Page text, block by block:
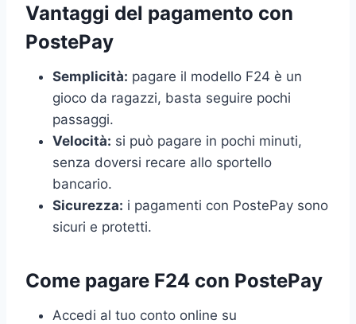
Vantaggi del pagamento con
PostePay
Semplicità: pagare il modello F24 è un
gioco da ragazzi, basta seguire pochi
passaggi.
Velocità: si può pagare in pochi minuti,
senza doversi recare allo sportello
bancario.
Sicurezza: i pagamenti con PostePay sono
sicuri e protetti.
Come pagare F24 con PostePay
Accedi al tuo conto online su